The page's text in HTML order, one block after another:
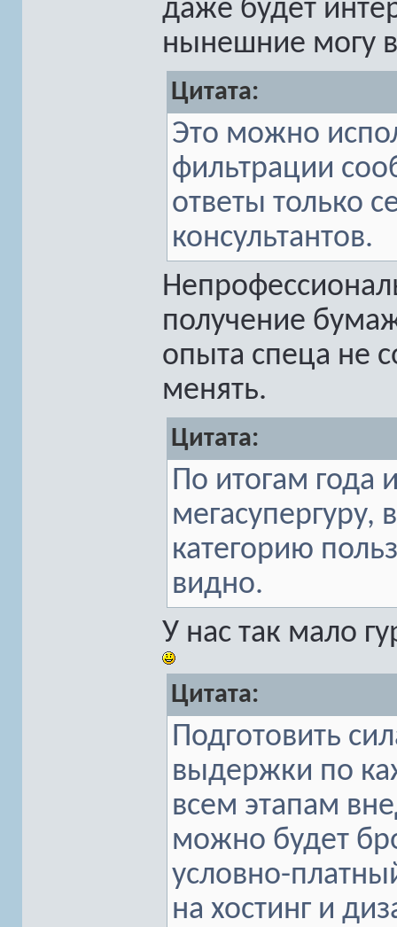
даже будет
нынешние могу
Цитата:
Это можно
фильтрации
ответы только
консультантов.
получение
опыта спеца не
менять.
Цитата:
По итогам года
мегасупергуру,
категорию
видно.
У нас так мало
Цитата:
Подготовить
выдержки по
всем этапам
можно будет
условно-
на хостинг и